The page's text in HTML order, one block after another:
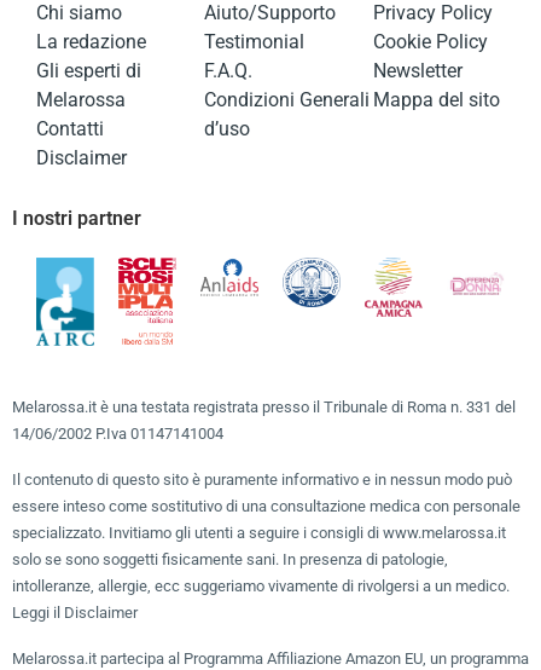
Chi siamo
La redazione
Gli esperti di
Melarossa
Contatti
Disclaimer
Aiuto/Supporto
Testimonial
F.A.Q.
Condizioni Generali
d’uso
Privacy Policy
Cookie Policy
Newsletter
Mappa del sito
I nostri partner
Melarossa.it è una testata registrata presso il Tribunale di Roma n. 331 del
14/06/2002 P.Iva 01147141004
Il contenuto di questo sito è puramente informativo e in nessun modo può
essere inteso come sostitutivo di una consultazione medica con personale
specializzato. Invitiamo gli utenti a seguire i consigli di www.melarossa.it
solo se sono soggetti fisicamente sani. In presenza di patologie,
intolleranze, allergie, ecc suggeriamo vivamente di rivolgersi a un medico.
Leggi il Disclaimer
Melarossa.it partecipa al Programma Affiliazione Amazon EU, un programma